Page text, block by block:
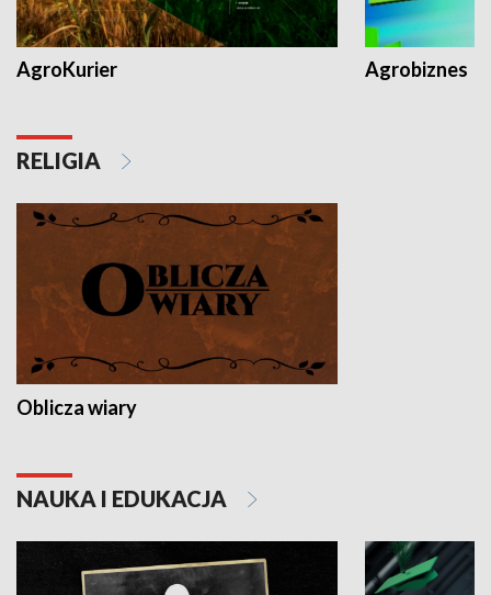
AgroKurier Agrobiznes
RELIGIA
Oblicza wiary
NAUKA I EDUKACJA